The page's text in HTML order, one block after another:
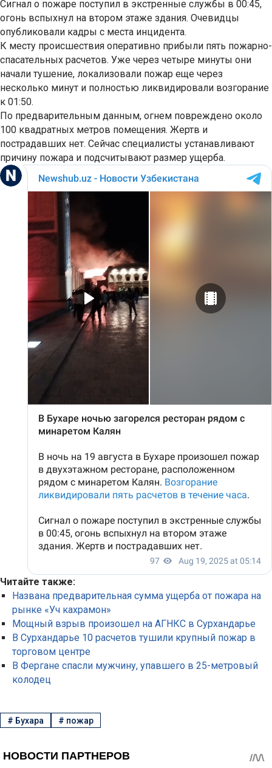
Сигнал о пожаре поступил в экстренные службы в 00:45,
огонь вспыхнул на втором этаже здания. Очевидцы
опубликовали кадры с места инцидента.
К месту происшествия оперативно прибыли пять пожарно-
спасательных расчетов. Уже через четыре минуты они
начали тушение, локализовали пожар еще через
несколько минут и полностью ликвидировали возгорание
к 01:50.
По предварительным данным, огнем повреждено около
100 квадратных метров помещения. Жертв и
пострадавших нет. Сейчас специалисты устанавливают
причину пожара и подсчитывают размер ущерба.
Читайте также:
Названа предварительная сумма ущерба от пожара на
рынке «Уч кахрамон»
Мощный взрыв произошел на АГНКС в Сурхандарье
В Сурхандарье 10 расчетов тушили крупный пожар в
торговом центре
В Фергане спасли мужчину, упавшего в 25-метровый
колодец
# Бухара # пожар